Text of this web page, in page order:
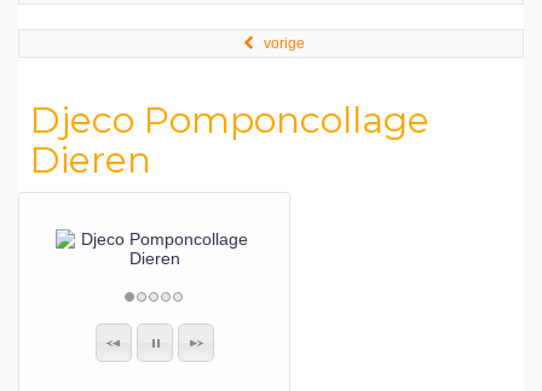
vorige
Djeco Pomponcollage
Dieren